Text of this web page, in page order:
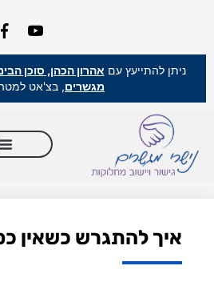
ניתן להתייעץ עם אהרון הכהן, סוכן
מגשרים, בצ'אט למטה
איך להתגרש כשאין כסף